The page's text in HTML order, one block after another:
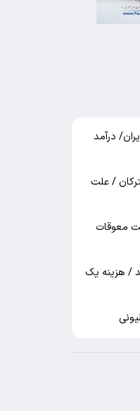
درآمد
/ علت
معوقات
هزارتومان شد / هزینه یک